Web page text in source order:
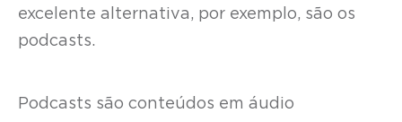
excelente alternativa, por exemplo, são os
podcasts.
Podcasts são conteúdos em áudio